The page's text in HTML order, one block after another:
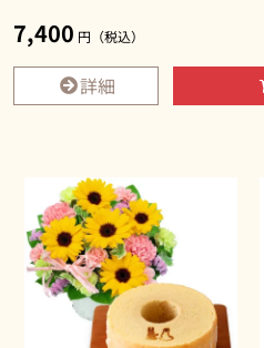
7,400 円（税込）
詳細